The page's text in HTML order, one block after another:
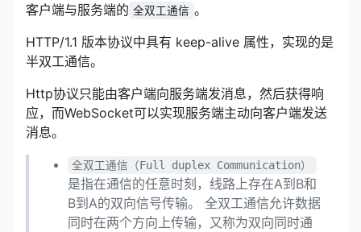
客户端与服务端的 全双工通信 。
HTTP/1.1 版本协议中具有 keep-alive 属性，实现的是
半双工通信。
Http协议只能由客户端向服务端发消息，然后获得响
应，而WebSocket可以实现服务端主动向客户端发送
消息。
全双工通信（Full duplex Communication）
是指在通信的任意时刻，线路上存在A到B和
B到A的双向信号传输。 全双工通信允许数据
同时在两个方向上传输，又称为双向同时通